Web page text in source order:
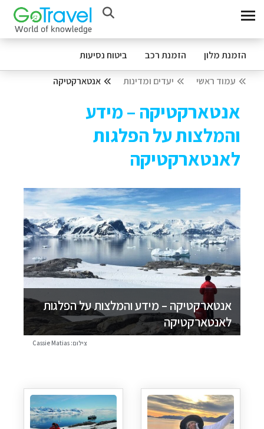
הזמנת מלון הזמנת רכב ביטוח נסיעות
עמוד ראשי יעדים ומדינות אנטארקטיקה
אנטארקטיקה – מידע
והמלצות על הפלגות
לאנטארקטיקה
אנטארקטיקה – מידע והמלצות על הפלגות
לאנטארקטיקה
צילום: Cassie Matias